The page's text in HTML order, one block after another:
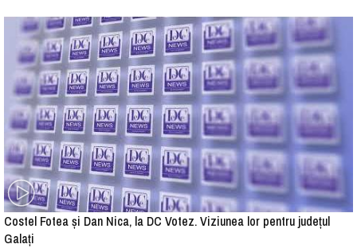
Costel Fotea și Dan Nica, la DC Votez. Viziunea lor pentru județul
Galați